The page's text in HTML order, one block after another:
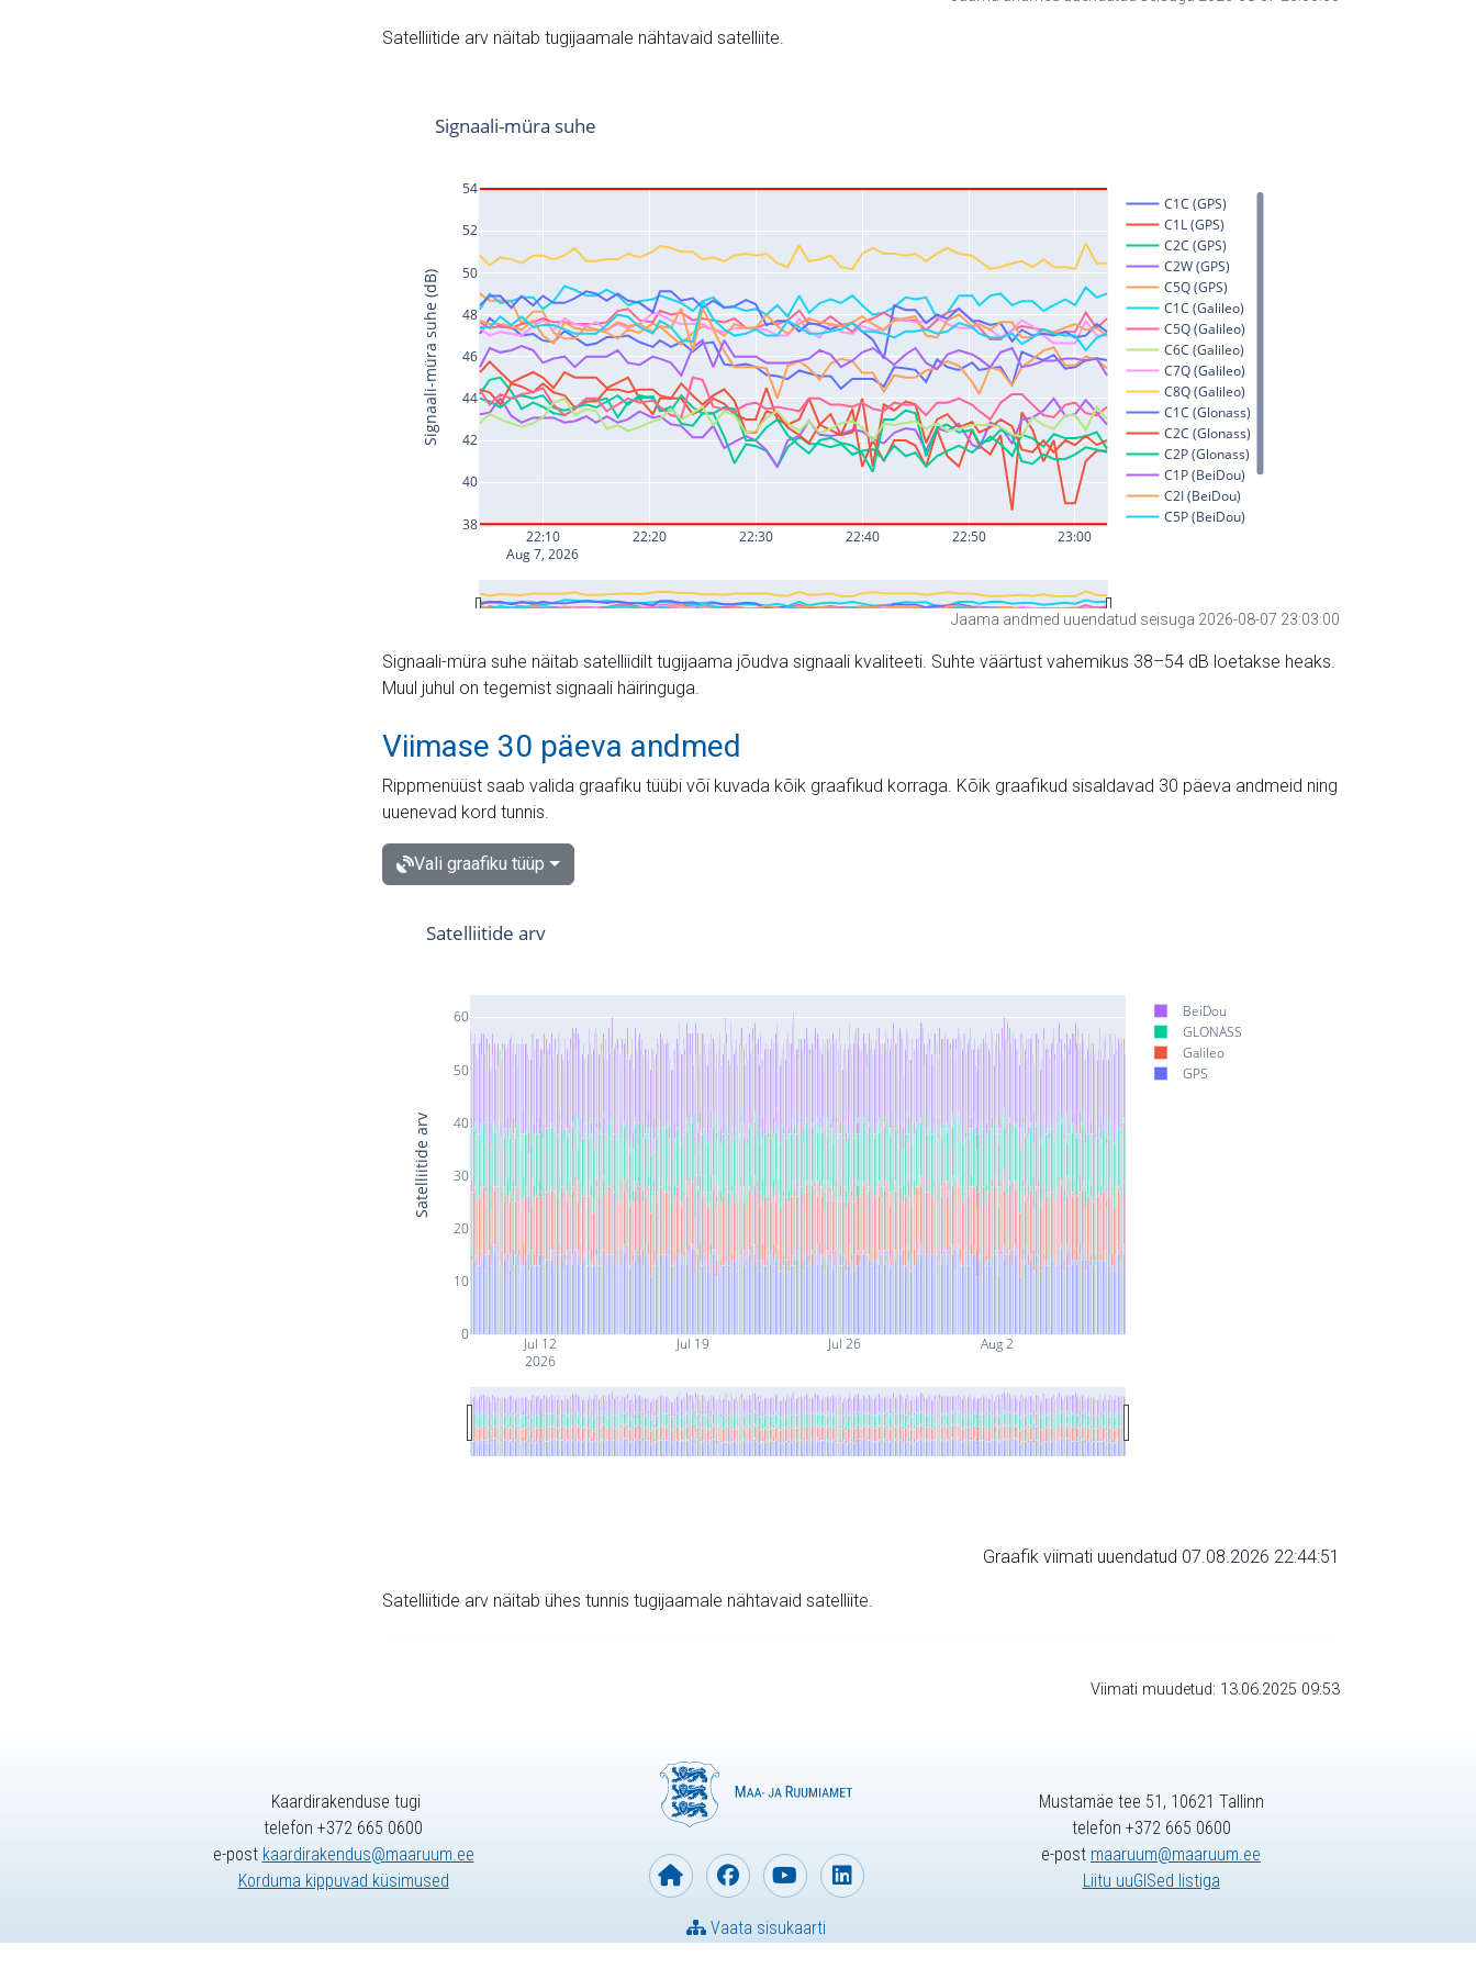
Satelliitide arv näitab tugijaamale nähtavaid satelliite.
Jaama andmed uuendatud seisuga 2026-08-07 23:03:00
Signaali-müra suhe näitab satelliidilt tugijaama jõudva signaali kvaliteeti. Suhte väärtust vahemikus 38–54 dB loetakse heaks.
Muul juhul on tegemist signaali häiringuga.
Viimase 30 päeva andmed
Rippmenüüst saab valida graafiku tüübi või kuvada kõik graafikud korraga. Kõik graafikud sisaldavad 30 päeva andmeid ning
uuenevad kord tunnis.
Vali graafiku tüüp
Jul 12
2026
Jul 19 Jul 26 Aug 2
0
10
20
30
40
50
60
BeiDou
GLONASS
Galileo
GPS
Satelliitide arv
Satelliitide arv
Graafik viimati uuendatud 07.08.2026 22:44:51
Satelliitide arv näitab ühes tunnis tugijaamale nähtavaid satelliite.
Viimati muudetud: 13.06.2025 09:53
Kaardirakenduse tugi
telefon +372 665 0600
e-post kaardirakendus@maaruum.ee
Korduma kippuvad küsimused
Vaata sisukaarti
Mustamäe tee 51, 10621 Tallinn
telefon +372 665 0600
e-post maaruum@maaruum.ee
Liitu uuGISed listiga